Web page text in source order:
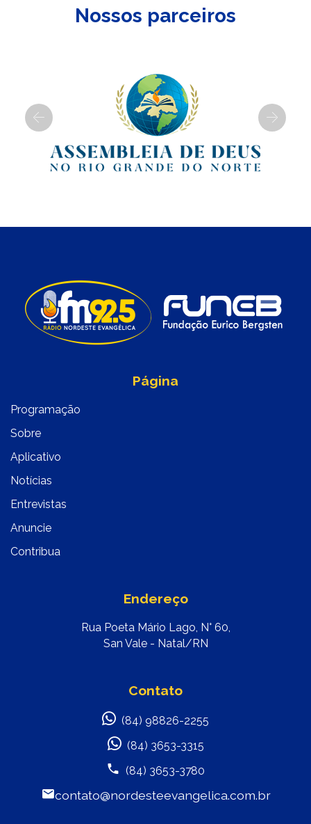
Nossos parceiros
Previous Next
Página
Programação
Sobre
Aplicativo
Notícias
Entrevistas
Anuncie
Contribua
Endereço
Rua Poeta Mário Lago, N° 60,
San Vale - Natal/RN
Contato
(84) 98826-2255
(84) 3653-3315
(84) 3653-3780
contato@nordesteevangelica.com.br